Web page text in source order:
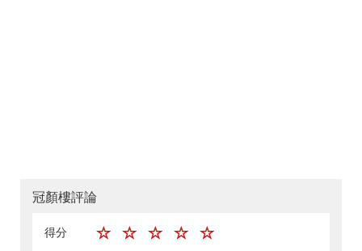
冠顏樓評論
得分